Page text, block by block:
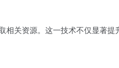
相关资源。这一技术不仅显著提